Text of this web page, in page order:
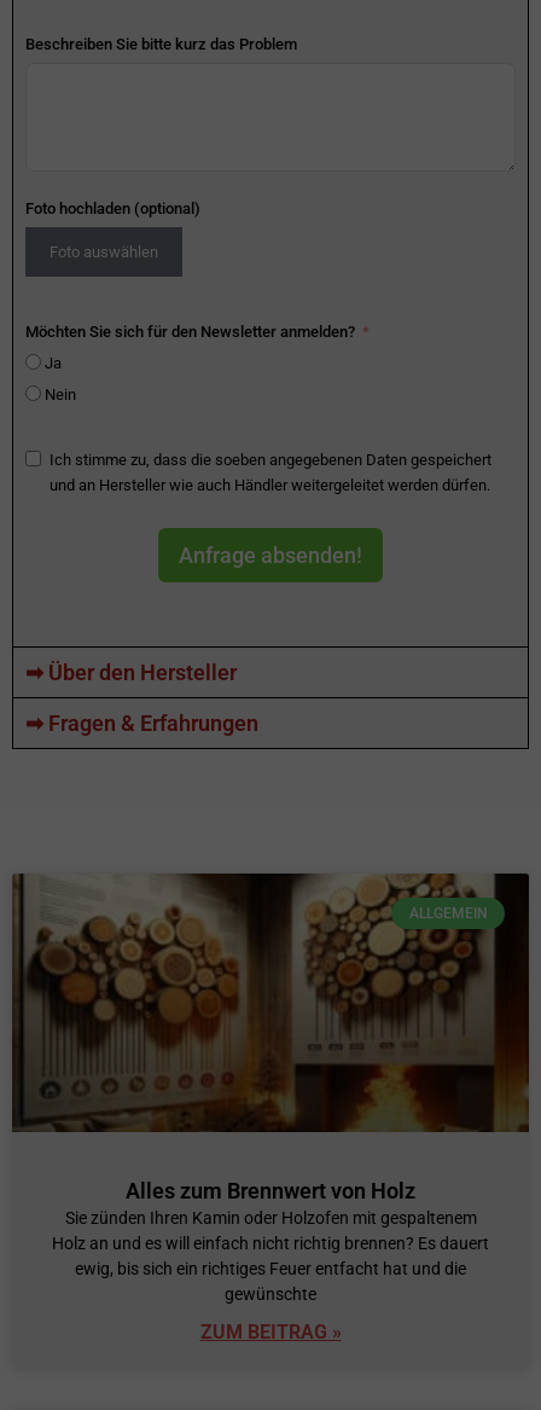
Beschreiben Sie bitte kurz das Problem
Foto hochladen (optional)
Foto auswählen
Möchten Sie sich für den Newsletter anmelden?
Ja
Nein
Ich stimme zu, dass die soeben angegebenen Daten gespeichert
und an Hersteller wie auch Händler weitergeleitet werden dürfen.
Anfrage absenden!
➡ Über den Hersteller
➡ Fragen & Erfahrungen
ALLGEMEIN
Alles zum Brennwert von Holz
Sie zünden Ihren Kamin oder Holzofen mit gespaltenem
Holz an und es will einfach nicht richtig brennen? Es dauert
ewig, bis sich ein richtiges Feuer entfacht hat und die
gewünschte
ZUM BEITRAG »